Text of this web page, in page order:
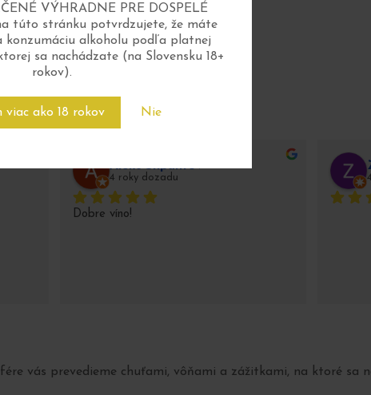
VÝHRADNE PRE DOSPELÉ
túto stránku potvrdzujete, že máte
konzumáciu alkoholu podľa platnej
sa nachádzate (na Slovensku 18+
rokov).
viac ako 18 rokov Nie
Aleks Shpuntov
4 roky dozadu
Dobre víno!
vás prevedieme chuťami, vôňami a zážitkami, na ktoré sa